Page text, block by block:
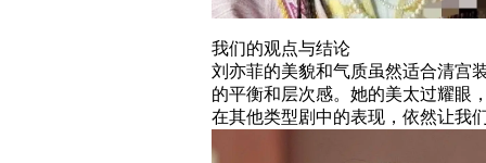
我们的观点与结论
刘亦菲的美貌和气质虽然适合清宫
的平衡和层次感。她的美太过耀眼
在其他类型剧中的表现，依然让我